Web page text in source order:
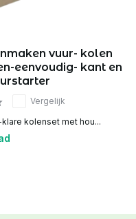
vuur- kolen
eenvoudig- kant en
Vergelijk
kolenset met hou...